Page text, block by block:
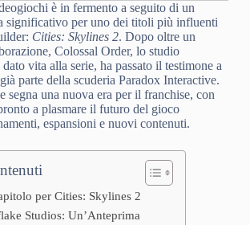
è in fermento a seguito di un
significativo per uno dei titoli più influenti
Cities: Skylines 2. Dopo oltre un
Colossal Order, lo studio
vita alla serie, ha passato il testimone a
parte della scuderia Paradox Interactive.
segna una nuova era per il franchise, con
a plasmare il futuro del gioco
espansioni e nuovi contenuti.
per Cities: Skylines 2
Studios: Un’Anteprima